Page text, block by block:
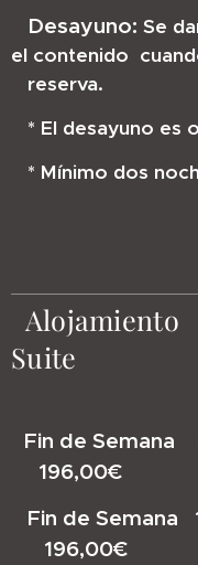
Desayuno: Se
el contenido
reserva.
* El desayuno es
* Mínimo dos
Alojamiento
Suite
Fin de Semana
196,00€
Fin de
196,00€